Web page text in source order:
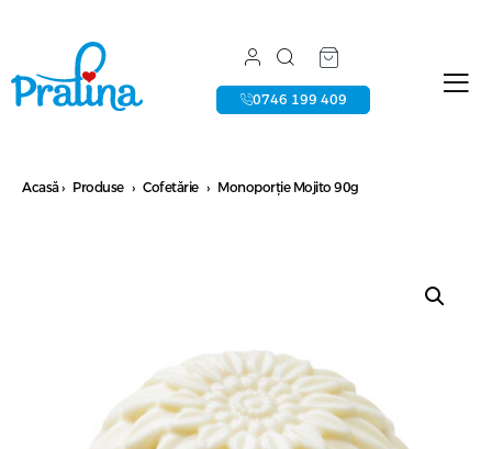
0746 199 409
Acasă› Produse › Cofetărie › Monoporție Mojito 90g